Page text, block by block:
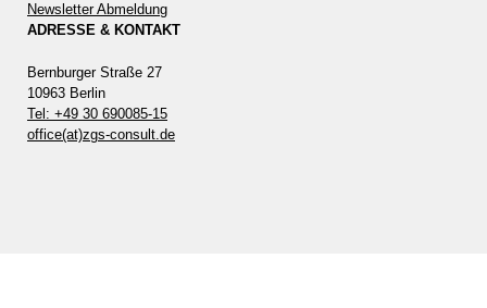
Newsletter Abmeldung
ADRESSE & KONTAKT
Bernburger Straße 27
10963 Berlin
Tel: +49 30 690085-15
office(at)zgs-consult.de